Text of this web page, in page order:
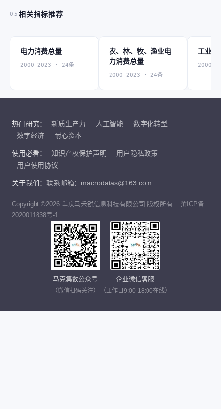
05 相关指标推荐
电力消费总量
2000-2023 · 24条
农、林、牧、渔业电
力消费总量
2000-2023 · 24条
工业电
2000-
热门研究： 新质生产力 人工智能
数字化转型
数字经济
耐心资本
使用必看： 知识产权保护声明
用户隐私政策
用户使用协议
关于我们： 联系邮箱：macrodatas@163.com
Copyright ©2026 重庆马禾锐信息科技有限公司 版权所有
渝ICP备
2020011838号-1
马克集数公众号
（微信扫码关注）
企业微信客服
（工作日9:00-18:00在线）